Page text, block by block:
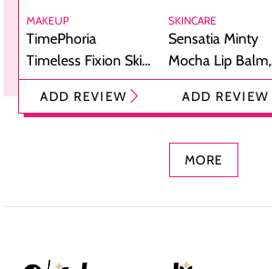
MAKEUP
TimePhoria
Timeless Fixion Skin
Tint Stick,
Foundation dan
ADD REVIEW
SKINCARE
Sensatia Minty
Mocha Lip Balm,
Pelembap Bibir
dengan Aroma
ADD REVIEW
MORE